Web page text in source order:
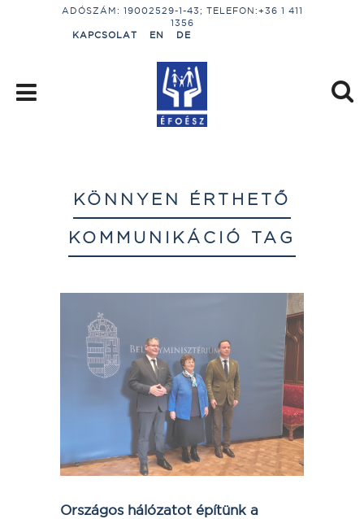
ADÓSZÁM: 19002529-1-43; TELEFON:+36 1 411
1356
KAPCSOLAT
EN DE
KÖNNYEN ÉRTHETŐ
KOMMUNIKÁCIÓ TAG
Országos hálózatot építünk a